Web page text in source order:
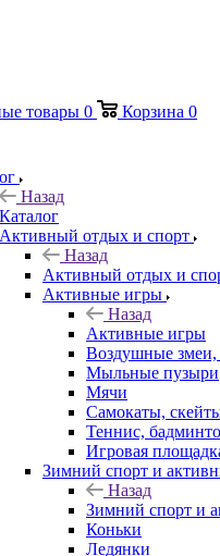
товары 0 Корзина 0
Назад
Каталог
Активный отдых и спорт
Назад
Активный отдых и
Активные игры
Назад
Активные игры
Воздушные змеи,
Мыльные пузыри
Мячи
Самокаты,
Теннис,
Игровая
Зимний спорт и
Назад
Зимний спорт и
Коньки
Ледянки